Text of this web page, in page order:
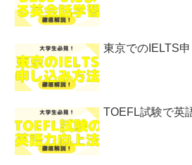
東京でのIELTS
TOEFL試験で英